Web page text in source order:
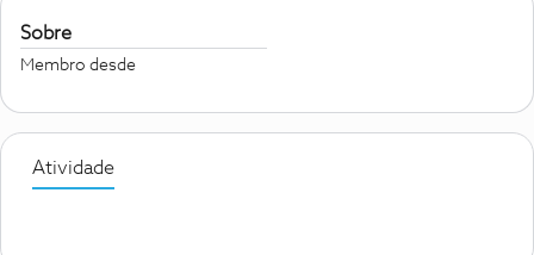
Sobre
Membro desde
Atividade